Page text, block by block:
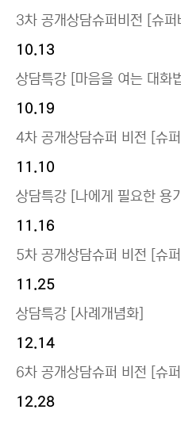
3차 공개상담슈퍼비전 [슈퍼
10.13
상담특강 [마음을 여는 대화
10.19
4차 공개상담슈퍼 비전 [슈
11.10
상담특강 [나에게 필요한 용기]
11.16
5차 공개상담슈퍼 비전 [슈
11.25
상담특강 [사례개념화]
12.14
6차 공개상담슈퍼 비전 [슈
12.28